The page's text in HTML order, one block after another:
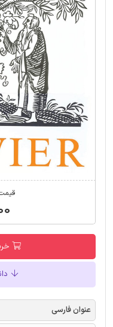
عنوان فارسی